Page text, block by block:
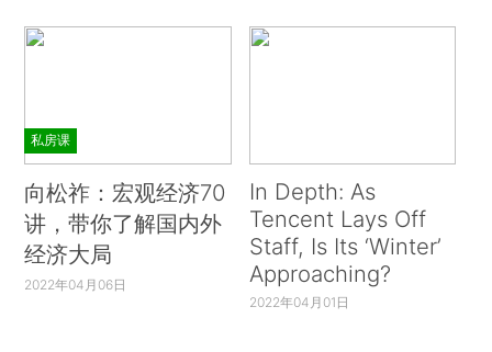
私房课
向松祚：宏观经济70
讲，带你了解国内外
经济大局
2022年04月06日
In Depth: As
Tencent Lays Off
Staff, Is Its ‘Winter’
Approaching?
2022年04月01日